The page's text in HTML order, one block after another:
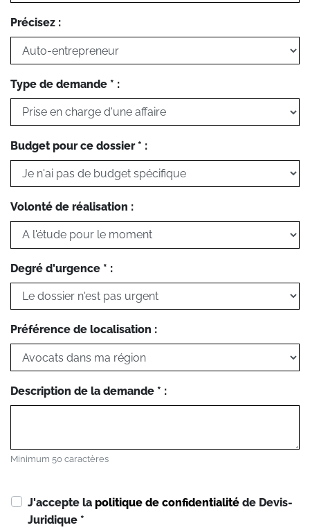
Précisez :
Type de demande * :
Budget pour ce dossier * :
Volonté de réalisation :
Degré d'urgence * :
Préférence de localisation :
Description de la demande * :
Minimum 50 caractères
J'accepte la politique de confidentialité de Devis-
Juridique *